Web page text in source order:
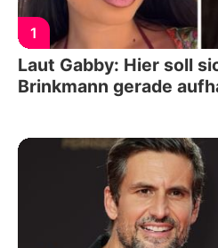
1
Laut Gabby: Hier soll
Brinkmann gerade